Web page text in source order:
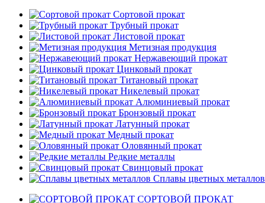
Сортовой прокат
Трубный прокат
Листовой прокат
Метизная продукция
Нержавеющий прокат
Цинковый прокат
Титановый прокат
Никелевый прокат
Алюминиевый прокат
Бронзовый прокат
Латунный прокат
Медный прокат
Оловянный прокат
Редкие металлы
Свинцовый прокат
Сплавы цветных металлов
СОРТОВОЙ ПРОКАТ